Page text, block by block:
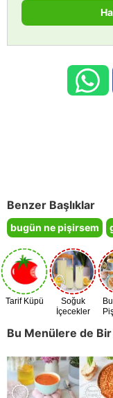
Benzer Başlıklar
bugün ne pişirsem
Tarif Küpü
Soğuk
İçecekler
Bu Menülere de Bir